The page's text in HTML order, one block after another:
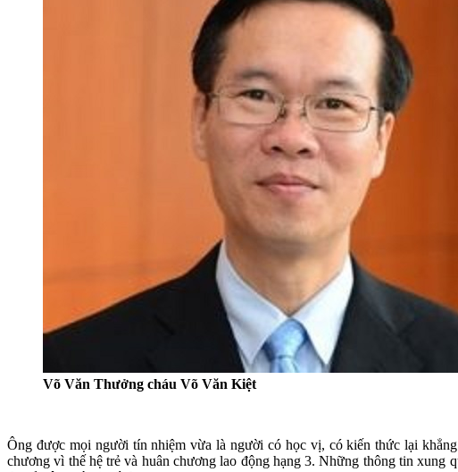
Võ Văn Thưởng cháu Võ Văn Kiệt
Ông được mọi người tín nhiệm vừa là người có học vị, có kiến thức lại
chương vì thế hệ trẻ và huân chương lao động hạng 3. Những thông tin